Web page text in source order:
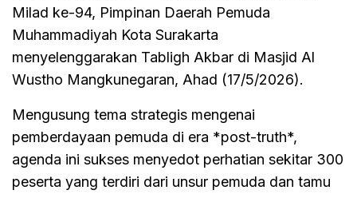
Milad ke-94, Pimpinan Daerah Pemuda
Muhammadiyah Kota Surakarta
menyelenggarakan Tabligh Akbar di Masjid Al
Wustho Mangkunegaran, Ahad (17/5/2026).
Mengusung tema strategis mengenai
pemberdayaan pemuda di era *post-truth*,
agenda ini sukses menyedot perhatian sekitar 300
peserta yang terdiri dari unsur pemuda dan tamu